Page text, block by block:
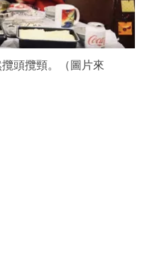
頭攬頸。（圖片來